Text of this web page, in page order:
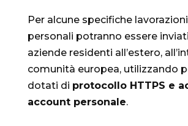
Per alcune specifiche
personali potranno essere
aziende residenti all’estero,
comunità europea, utilizzando
dotati di protocollo HTTPS e
account personale.